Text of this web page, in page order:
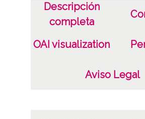
Descripción
completa
OAI visualization
Aviso Legal